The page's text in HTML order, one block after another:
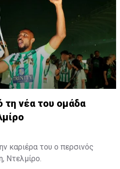
νέα του ομάδα
καριέρα του ο περσινός
Ντελμίρο.